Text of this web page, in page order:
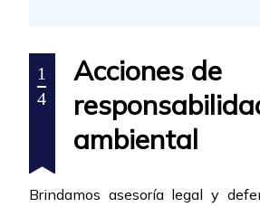
1
4
Acciones de
ambiental
Brindamos asesoría legal y